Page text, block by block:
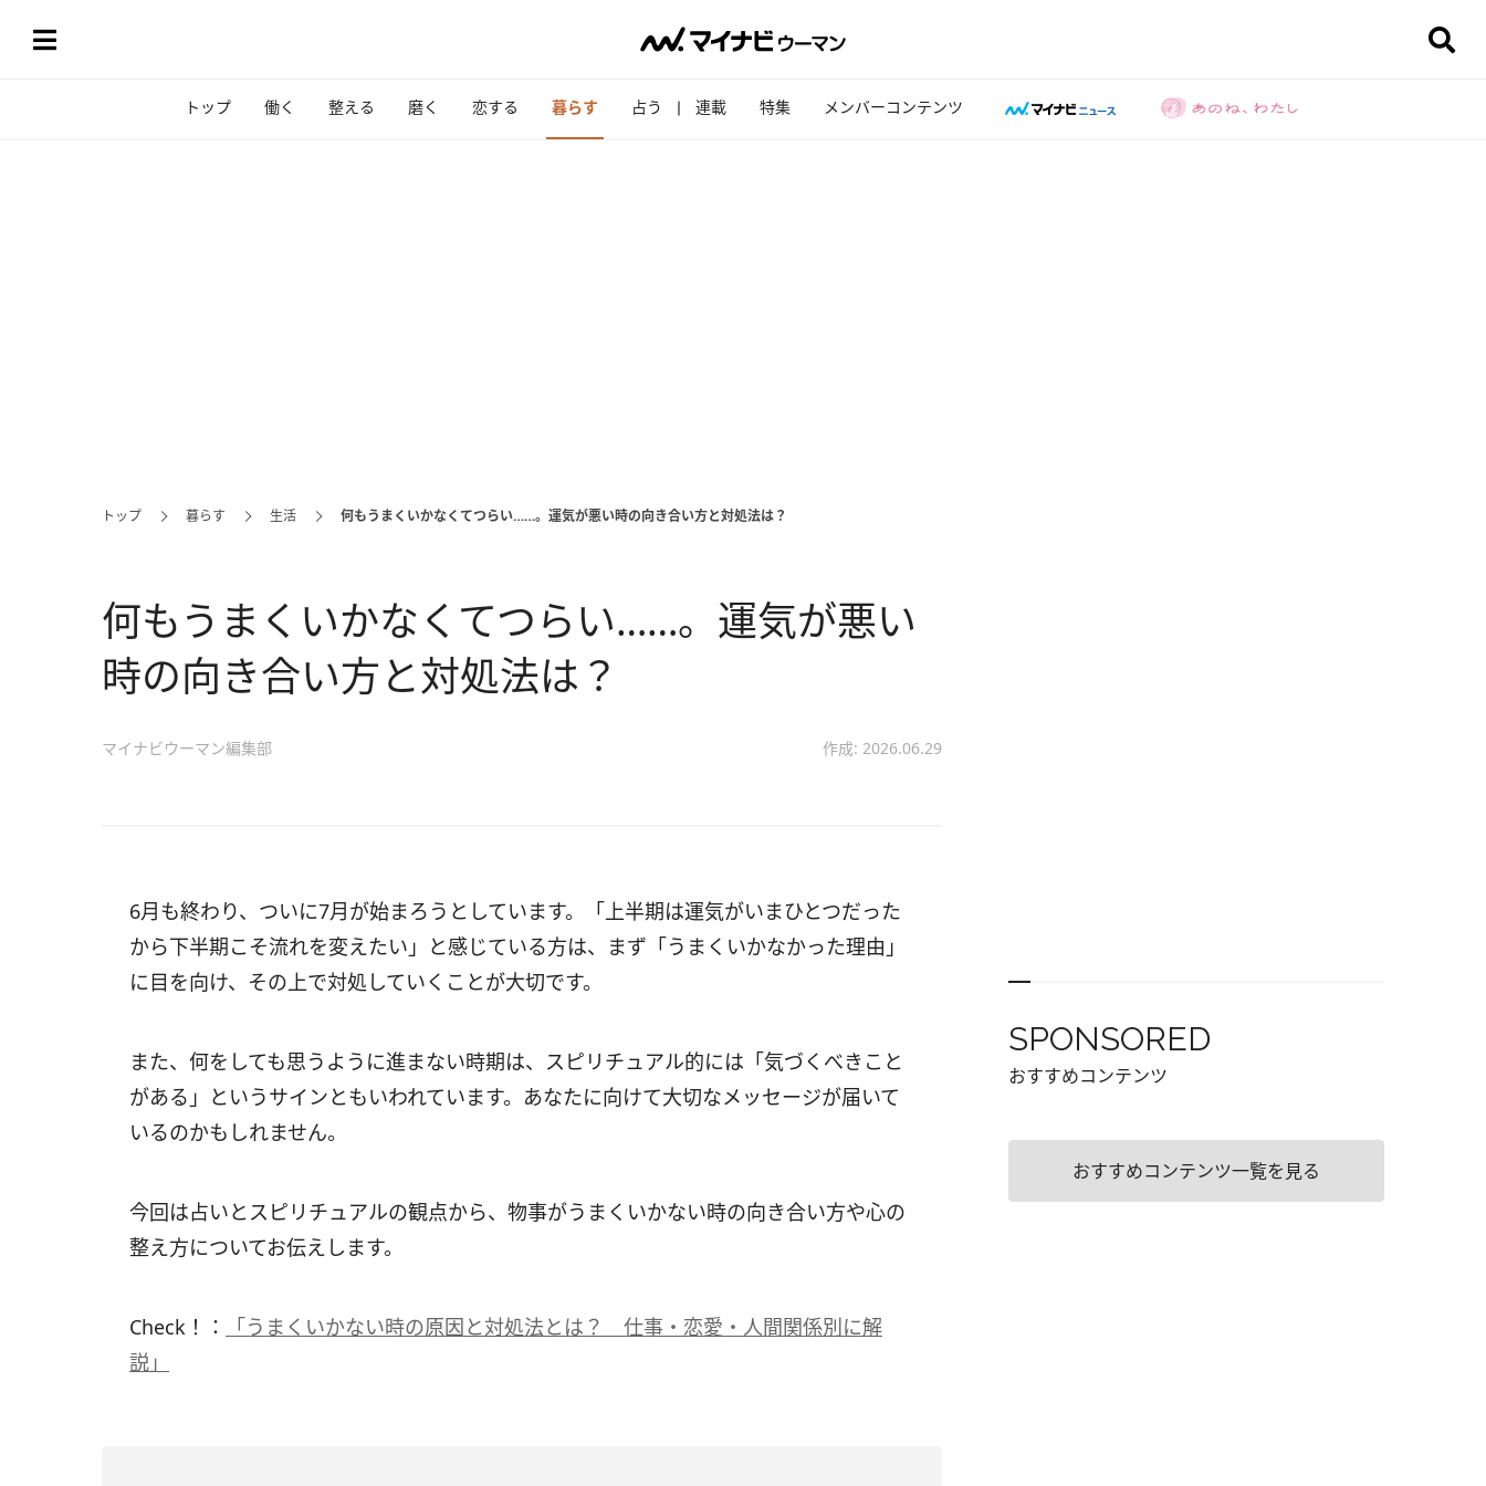
トップ 働く 整える 磨く 恋する 暮らす 占う 連載 特集 メンバーコンテンツ
トップ 暮らす 生活 何もうまくいかなくてつらい……。運気が悪い時の向き合い方と対処法は？
何もうまくいかなくてつらい……。運気が悪い
時の向き合い方と対処法は？
マイナビウーマン編集部 作成: 2026.06.29
6月も終わり、ついに7月が始まろうとしています。「上半期は運気がいまひとつだった
から下半期こそ流れを変えたい」と感じている方は、まず「うまくいかなかった理由」
に目を向け、その上で対処していくことが大切です。
また、何をしても思うように進まない時期は、スピリチュアル的には「気づくべきこと
がある」というサインともいわれています。あなたに向けて大切なメッセージが届いて
いるのかもしれません。
今回は占いとスピリチュアルの観点から、物事がうまくいかない時の向き合い方や心の
整え方についてお伝えします。
Check！：
「うまくいかない時の原因と対処法とは？ 仕事・恋愛・人間関係別に解
説」
SPONSORED
おすすめコンテンツ
おすすめコンテンツ一覧を見る